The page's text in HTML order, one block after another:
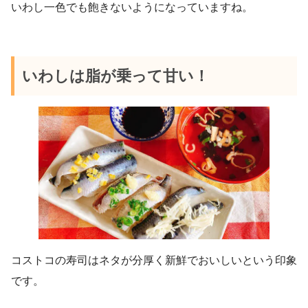
いわし一色でも飽きないようになっていますね。
いわしは脂が乗って甘い！
コストコの寿司はネタが分厚く新鮮でおいしいという印象
です。